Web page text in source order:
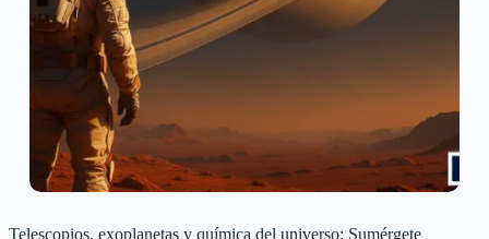
Telescopios, exoplanetas y química del universo: Sumérgete